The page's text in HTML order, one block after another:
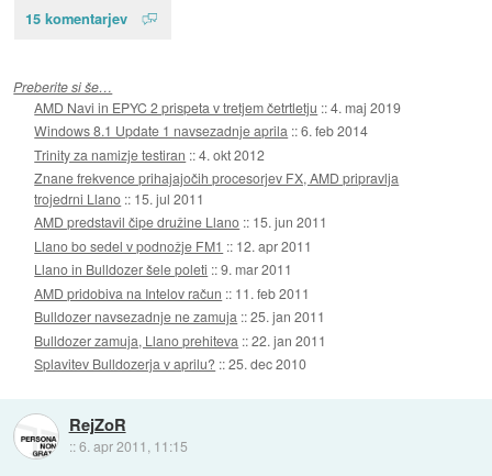
15 komentarjev
Preberite si še…
AMD Navi in EPYC 2 prispeta v tretjem četrtletju ::4. maj 2019
Windows 8.1 Update 1 navsezadnje aprila ::6. feb 2014
Trinity za namizje testiran ::4. okt 2012
Znane frekvence prihajajočih procesorjev FX, AMD pripravlja
trojedrni Llano :: 15. jul 2011
AMD predstavil čipe družine Llano :: 15. jun 2011
Llano bo sedel v podnožje FM1 :: 12. apr 2011
Llano in Bulldozer šele poleti ::9. mar 2011
AMD pridobiva na Intelov račun :: 11. feb 2011
Bulldozer navsezadnje ne zamuja ::25. jan 2011
Bulldozer zamuja, Llano prehiteva ::22. jan 2011
Splavitev Bulldozerja v aprilu? ::25. dec 2010
RejZoR
::6. apr 2011, 11:15